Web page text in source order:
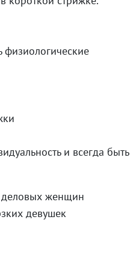
физиологические
и всегда быть
деловых женщин
девушек